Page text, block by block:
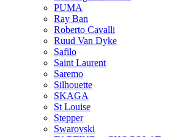
PUMA
Ray Ban
Roberto Cavalli
Ruud Van Dyke
Safilo
Saint Laurent
Saremo
Silhouette
SKAGA
St Louise
Stepper
Swarovski